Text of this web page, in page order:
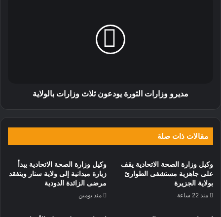
مديرو وزارات الثورة يودعون ثلاث وزارات بالولاية
مقالات ذات صلة
وكيل وزارة الصحة الاتحادية يقف
على جاهزية مستشفى الطوارئ
بولاية الجزيرة
منذ 22 ساعة
وكيل وزارة الصحة الاتحادية يبدأ
زيارة ميدانية إلى ولاية سنار ويتفقد
مرضى الزائدة الدودية
منذ يومين